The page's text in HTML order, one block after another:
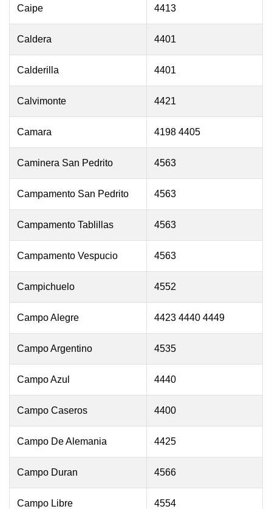
Caipe 4413
Caldera 4401
Calderilla 4401
Calvimonte 4421
Camara 4198 4405
Caminera San Pedrito 4563
Campamento San Pedrito 4563
Campamento Tablillas 4563
Campamento Vespucio 4563
Campichuelo 4552
Campo Alegre 4423 4440 4449
Campo Argentino 4535
Campo Azul 4440
Campo Caseros 4400
Campo De Alemania 4425
Campo Duran 4566
Campo Libre 4554